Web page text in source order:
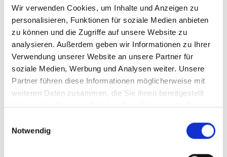
Wir verwenden Cookies, um Inhalte und Anzeigen zu
personalisieren, Funktionen für soziale Medien anbieten
zu können und die Zugriffe auf unsere Website zu
analysieren. Außerdem geben wir Informationen zu Ihrer
Verwendung unserer Website an unsere Partner für
soziale Medien, Werbung und Analysen weiter. Unsere
Partner führen diese Informationen möglicherweise mit
weiteren Daten zusammen, die Sie ihnen bereitgestellt
haben oder die sie im Rahmen Ihrer Nutzung der Dienste
Notwendig
Sofort verfügbar, Lieferzeit: 5-7 Tage
IN DEN WARENKORB